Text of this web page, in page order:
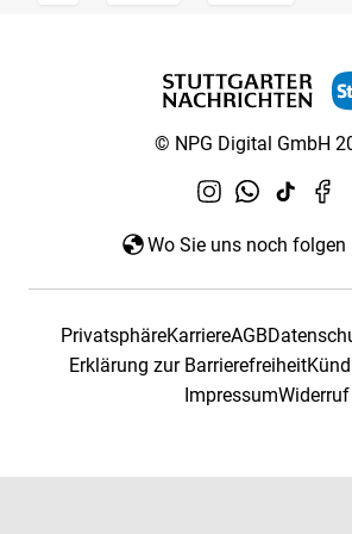
© NPG Digital GmbH
Wo Sie uns noch folgen
PrivatsphäreKarriereAGB
Erklärung zur Barrierefreiheit
ImpressumWiderruf